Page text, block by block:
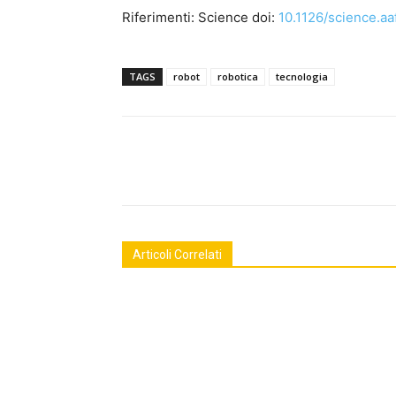
Riferimenti: Science doi: 10.1126/
TAGS robot robotica tecnologia
Articoli Correlati